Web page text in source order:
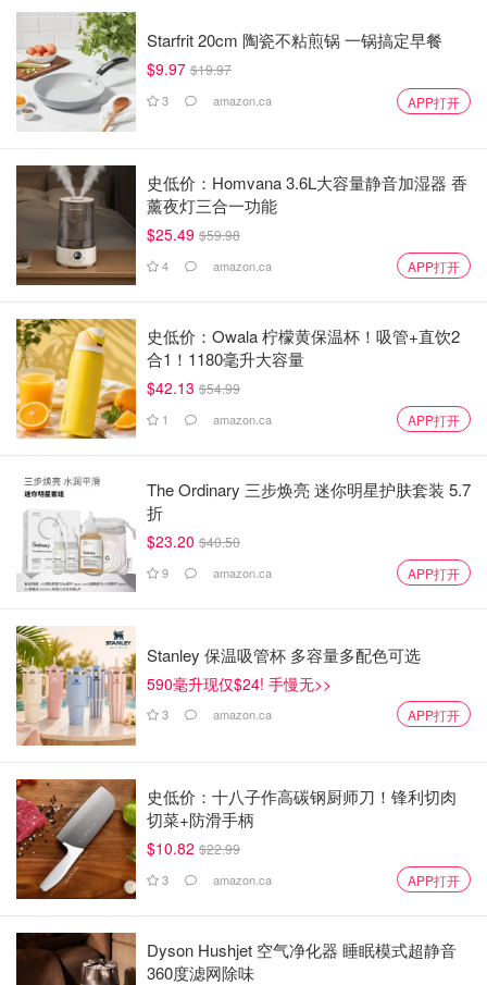
Starfrit 20cm 陶瓷不粘煎锅 一锅搞定早餐
$9.97 $19.97
3 amazon.ca APP打开
史低价：Homvana 3.6L大容量静音加湿器 香
薰夜灯三合一功能
$25.49 $59.98
4 amazon.ca APP打开
史低价：Owala 柠檬黄保温杯！吸管+直饮2
合1！1180毫升大容量
$42.13 $54.99
1 amazon.ca APP打开
The Ordinary 三步焕亮 迷你明星护肤套装 5.7
折
$23.20 $40.50
9 amazon.ca APP打开
Stanley 保温吸管杯 多容量多配色可选
590毫升现仅$24! 手慢无>>
3 amazon.ca APP打开
史低价：十八子作高碳钢厨师刀！锋利切肉
切菜+防滑手柄
$10.82 $22.99
3 amazon.ca APP打开
Dyson Hushjet 空气净化器 睡眠模式超静音
360度滤网除味